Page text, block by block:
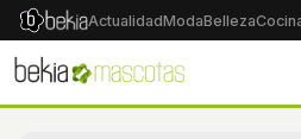
ActualidadModaBelleza